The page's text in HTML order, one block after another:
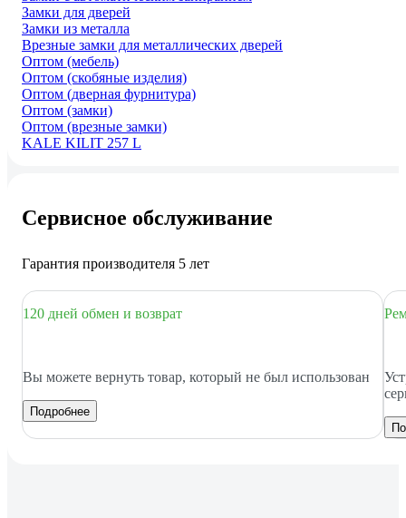
Замки для дверей
Замки из металла
Врезные замки для металлических дверей
Оптом (мебель)
Оптом (скобяные изделия)
Оптом (дверная фурнитура)
Оптом (замки)
Оптом (врезные замки)
KALE KILIT 257 L
Сервисное обслуживание
Гарантия производителя 5 лет
120 дней обмен и возврат
Вы можете вернуть товар, который не был использован
Подробнее